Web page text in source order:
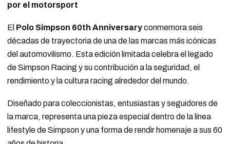
por el motorsport
El Polo Simpson 60th Anniversaryconmemora seis
décadas de trayectoria de una de las marcas más icónicas
del automovilismo. Esta edición limitada celebra el legado
de Simpson Racing y su contribución a la seguridad, el
rendimiento y la cultura racing alrededor del mundo.
Diseñado para coleccionistas, entusiastas y seguidores de
la marca, representa una pieza especial dentro de la línea
lifestyle de Simpson y una forma de rendir homenaje a sus 60